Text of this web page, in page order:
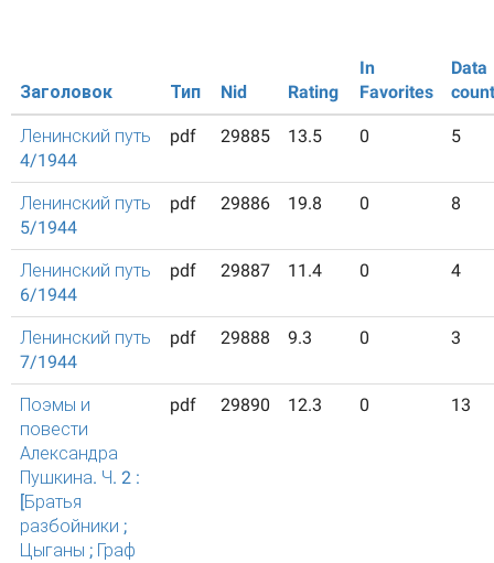
Заголовок Тип Nid Rating
In
Favorites
Data
Ленинский путь
4/1944
pdf 29885 13.5 0 5
Ленинский путь
5/1944
pdf 29886 19.8 0 8
Ленинский путь
6/1944
pdf 29887 11.4 0 4
Ленинский путь
7/1944
pdf 29888 9.3 0 3
Поэмы и
повести
Александра
Пушкина. Ч. 2 :
[Братья
разбойники ;
Цыганы ; Граф
pdf 29890 12.3 0 13